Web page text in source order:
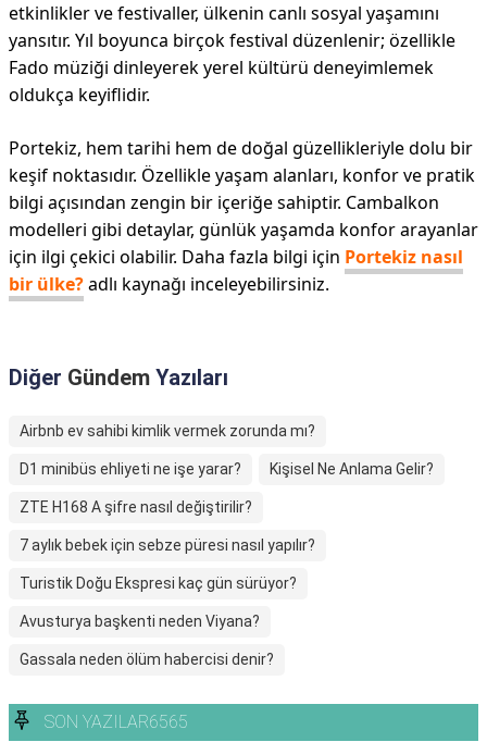
etkinlikler ve festivaller, ülkenin canlı sosyal yaşamını
yansıtır. Yıl boyunca birçok festival düzenlenir; özellikle
Fado müziği dinleyerek yerel kültürü deneyimlemek
oldukça keyiflidir.
Portekiz, hem tarihi hem de doğal güzellikleriyle dolu bir
keşif noktasıdır. Özellikle yaşam alanları, konfor ve pratik
bilgi açısından zengin bir içeriğe sahiptir. Cambalkon
modelleri gibi detaylar, günlük yaşamda konfor arayanlar
için ilgi çekici olabilir. Daha fazla bilgi için Portekiz nasıl
bir ülke?adlı kaynağı inceleyebilirsiniz.
Diğer Gündem Yazıları
Airbnb ev sahibi kimlik vermek zorunda mı?
D1 minibüs ehliyeti ne işe yarar? Kişisel Ne Anlama Gelir?
ZTE H168 A şifre nasıl değiştirilir?
7 aylık bebek için sebze püresi nasıl yapılır?
Turistik Doğu Ekspresi kaç gün sürüyor?
Avusturya başkenti neden Viyana?
Gassala neden ölüm habercisi denir?
SON YAZILAR6565